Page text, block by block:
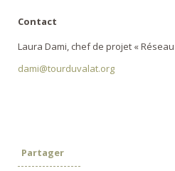
Contact
Laura Dami, chef de projet «
dami@tourduvalat.org
Partager